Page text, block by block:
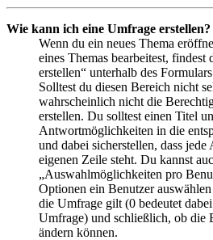
Wie kann ich eine Umfrage erstellen?
Wenn du ein neues Thema
eines Themas bearbeitest,
erstellen“ unterhalb des
Solltest du diesen Bereich nicht
wahrscheinlich nicht die
erstellen. Du solltest einen Titel
Antwortmöglichkeiten in die
und dabei sicherstellen, dass
eigenen Zeile steht. Du kannst
„Auswahlmöglichkeiten pro
Optionen ein Benutzer
die Umfrage gilt (0 bedeutet
Umfrage) und schließlich, ob die
ändern können.